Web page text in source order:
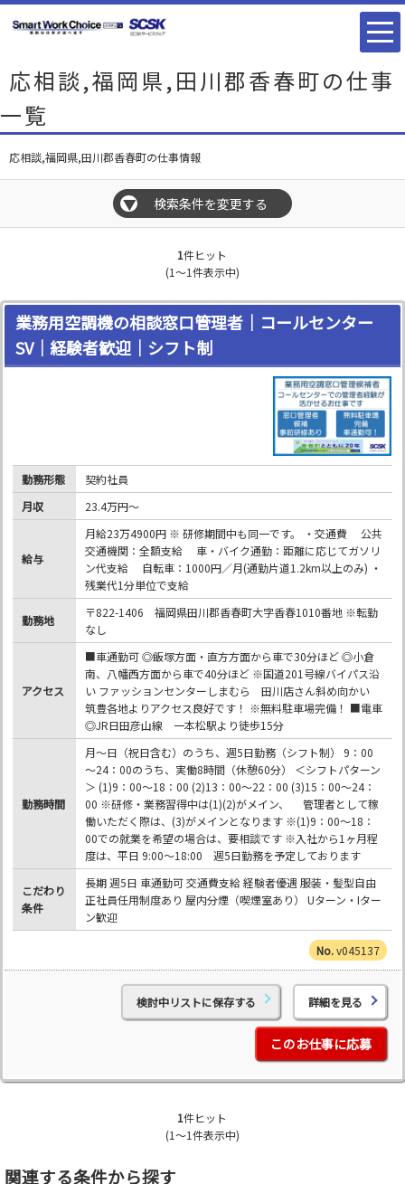
応相談,福岡県,田川郡香春町の仕事
一覧
応相談,福岡県,田川郡香春町の仕事情報
▼ 検索条件を変更する
1件ヒット
(1～1件表示中)
業務用空調機の相談窓口管理者｜コールセンター
SV｜経験者歓迎｜シフト制
勤務形態
契約社員
月収
23.4万円～
給与
月給23万4900円 ※ 研修期間中も同一です。 ・交通費 公共
交通機関：全額支給 車・バイク通勤：距離に応じてガソリ
ン代支給 自転車：1000円／月(通勤片道1.2km以上のみ) ・
残業代1分単位で支給
勤務地
〒822-1406 福岡県田川郡香春町大字香春1010番地 ※転勤
なし
アクセス
■車通勤可 ◎飯塚方面・直方方面から車で30分ほど ◎小倉
南、八幡西方面から車で40分ほど ※国道201号線バイパス沿
い ファッションセンターしまむら 田川店さん斜め向かい
筑豊各地よりアクセス良好です！ ※無料駐車場完備！ ■電車
◎JR日田彦山線 一本松駅より徒歩15分
勤務時間
月～日（祝日含む）のうち、週5日勤務（シフト制） 9：00
～24：00のうち、実働8時間（休憩60分） ＜シフトパターン
＞ (1)9：00～18：00 (2)13：00～22：00 (3)15：00～24：
00 ※研修・業務習得中は(1)(2)がメイン、 管理者として稼
働いただく際は、(3)がメインとなります ※(1)9：00～18：
00での就業を希望の場合は、要相談です ※入社から1ヶ月程
度は、平日 9:00～18:00 週5日勤務を予定しております
こだわり
条件
長期 週5日 車通勤可 交通費支給 経験者優遇 服装・髪型自由
正社員任用制度あり 屋内分煙（喫煙室あり） Uターン・Iター
ン歓迎
v045137
検討中リストに保存する 詳細を見る
このお仕事に応募
1件ヒット
(1～1件表示中)
関連する条件から探す